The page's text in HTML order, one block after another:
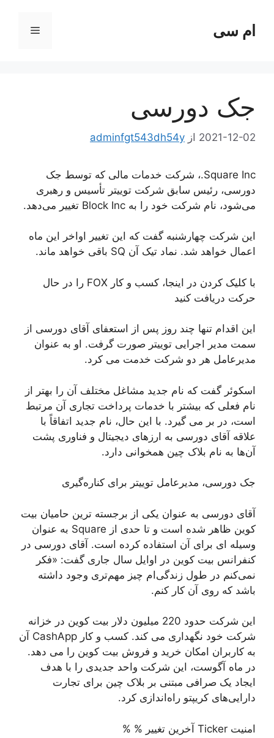
محتواام سی فهرست
جک دورسی
2021-12-02 از adminfgt543dh54y
Square Inc.، شرکت خدمات مالی که توسط جک
دورسی، رئیس سابق شرکت توییتر تأسیس و رهبری
می‌شود، نام شرکت خود را به Block Inc تغییر می‌دهد.
این شرکت چهارشنبه گفت که این تغییر اواخر این ماه
اعمال خواهد شد. نماد تیک آن SQ باقی خواهد ماند.
با کلیک کردن در اینجا، کسب و کار FOX را در حال
حرکت دریافت کنید
این اقدام تنها چند روز پس از استعفای آقای دورسی از
سمت مدیر اجرایی توییتر صورت گرفت. او به عنوان
مدیرعامل هر دو شرکت خدمت می کرد.
اسکوئر گفت که نام جدید مشاغل مختلف آن را بهتر از
نام فعلی که بیشتر با خدمات پرداخت تجاری آن مرتبط
است، در بر می گیرد. با این حال، نام جدید اتفاقاً با
علاقه آقای دورسی به ارزهای دیجیتال و فناوری پشت
آن‌ها به نام بلاک چین همخوانی دارد.
جک دورسی، مدیرعامل توییتر برای کناره‌گیری
آقای دورسی به عنوان یکی از برجسته ترین حامیان بیت
کوین ظاهر شده است و تا حدی از Square به عنوان
وسیله ای برای آن استفاده کرده است. آقای دورسی در
کنفرانس بیت کوین در اوایل سال جاری گفت: «فکر
نمی‌کنم در طول زندگی‌ام چیز مهم‌تری وجود داشته
باشد که روی آن کار کنم.
این شرکت حدود 220 میلیون دلار بیت کوین در خزانه
شرکت خود نگهداری می کند. کسب و کار CashApp آن
به کاربران امکان خرید و فروش بیت کوین را می دهد.
در ماه آگوست، این شرکت واحد جدیدی را با هدف
ایجاد یک صرافی مبتنی بر بلاک چین برای تجارت
دارایی‌های کریپتو راه‌اندازی کرد.
امنیت Ticker آخرین تغییر % %